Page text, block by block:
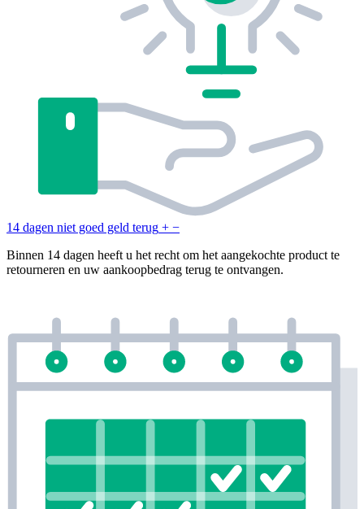
14 dagen niet goed geld terug + −
Binnen 14 dagen heeft u het recht om het aangekochte product te
retourneren en uw aankoopbedrag terug te ontvangen.